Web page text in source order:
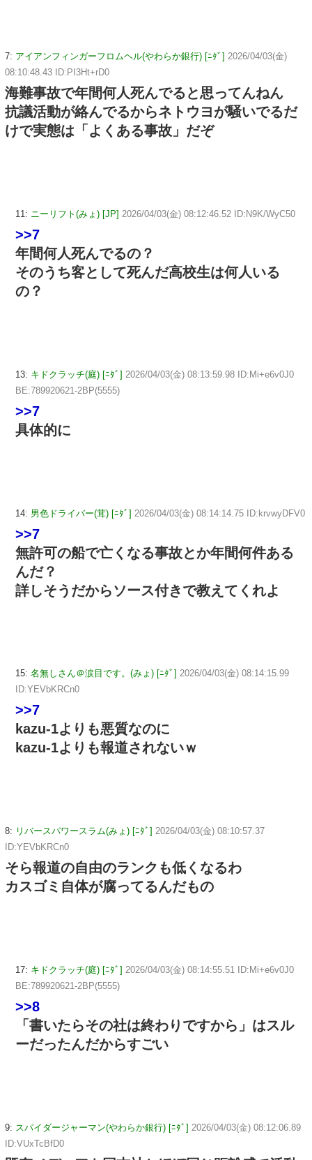
7: アイアンフィンガーフロムヘル(やわらか銀行) [ﾆﾀﾞ] 2026/04/03(金)
08:10:48.43 ID:PI3Ht+rD0
海難事故で年間何人死んでると思ってんねん
抗議活動が絡んでるからネトウヨが騒いでるだ
けで実態は「よくある事故」だぞ
11: ニーリフト(みょ) [JP] 2026/04/03(金) 08:12:46.52 ID:N9K/WyC50
>>7
年間何人死んでるの？
そのうち客として死んだ高校生は何人いる
の？
13: キドクラッチ(庭) [ﾆﾀﾞ] 2026/04/03(金) 08:13:59.98 ID:Mi+e6v0J0
BE:789920621-2BP(5555)
>>7
具体的に
14: 男色ドライバー(茸) [ﾆﾀﾞ] 2026/04/03(金) 08:14:14.75 ID:krvwyDFV0
>>7
無許可の船で亡くなる事故とか年間何件ある
んだ？
詳しそうだからソース付きで教えてくれよ
15: 名無しさん＠涙目です。(みょ) [ﾆﾀﾞ] 2026/04/03(金) 08:14:15.99
ID:YEVbKRCn0
>>7
kazu-1よりも悪質なのに
kazu-1よりも報道されないｗ
8: リバースパワースラム(みょ) [ﾆﾀﾞ] 2026/04/03(金) 08:10:57.37
ID:YEVbKRCn0
そら報道の自由のランクも低くなるわ
カスゴミ自体が腐ってるんだもの
17: キドクラッチ(庭) [ﾆﾀﾞ] 2026/04/03(金) 08:14:55.51 ID:Mi+e6v0J0
BE:789920621-2BP(5555)
>>8
「書いたらその社は終わりですから」はスル
ーだったんだからすごい
9: スパイダージャーマン(やわらか銀行) [ﾆﾀﾞ] 2026/04/03(金) 08:12:06.89
ID:VUxTcBfD0